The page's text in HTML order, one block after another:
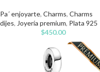
Pa´ enjoyarte, Charms, Charms
dijes, Joyería premium, Plata 925
$450.00